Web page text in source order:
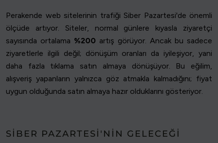
Perakende web sitelerinin trafiği Siber Pazartesi'de önemli
ölçüde artıyor. Siteler, normal günlere kıyasla ziyaretçi
sayısında ortalama %200 artış görüyor. Ancak bu sadece
ziyaretlerle ilgili değil; dönüşüm oranları da iyileşiyor, yani
daha fazla tıklama satın almaya dönüşüyor. Bu eğilim,
alışveriş yapanların yalnızca göz atmakla kalmadığını; fiyat
uygun olduğunda satın almaya hazır olduklarını gösteriyor.
SIBER PAZARTESI'NIN GELECEĞI